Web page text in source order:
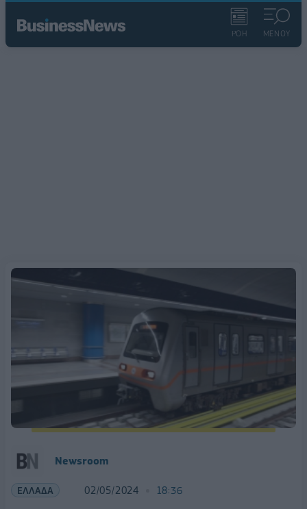
ΡΟΗ ΜΕΝΟΥ
Newsroom
ΕΛΛΑΔΑ 02/05/2024 18:36